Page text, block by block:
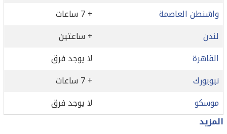
واشنطن العاصمة
+ 7 ساعات
لندن
+ ساعتين
القاهرة
لا يوجد فرق
نيويورك
+ 7 ساعات
موسكو
لا يوجد فرق
المزيد